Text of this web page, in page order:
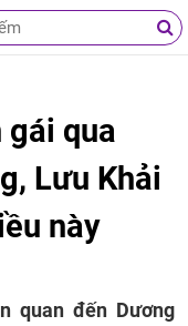
gái qua
Lưu Khải
này
quan đến Dương